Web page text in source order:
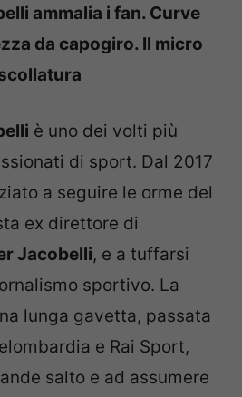
ammalia i fan. Curve
da capogiro. Il micro
è uno dei volti più
di sport. Dal 2017
a seguire le orme del
ex direttore di
Jacobelli, e a tuffarsi
sportivo. La
lunga gavetta, passata
e Rai Sport,
salto e ad assumere